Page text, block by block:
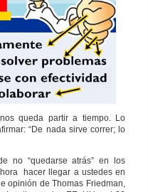
queda partir a tiempo. Lo
“De nada sirve correr; lo
no “quedarse atrás” en los
hacer llegar a ustedes en
opinión de Thomas Friedman,